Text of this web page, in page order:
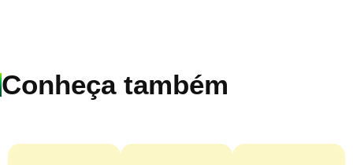
Conheça também